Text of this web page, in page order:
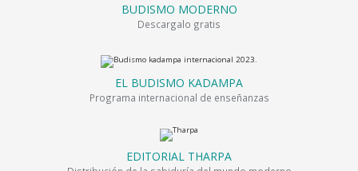
BUDISMO MODERNO
Descargalo gratis
EL BUDISMO KADAMPA
Programa internacional de enseñanzas
EDITORIAL THARPA